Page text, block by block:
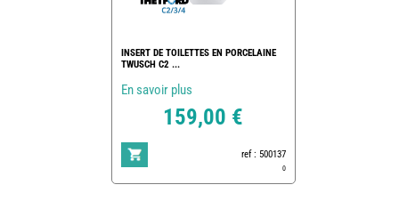
INSERT DE TOILETTES EN PORCELAINE
TWUSCH C2 ...
En savoir plus
159,00 €
ref : 500137
0